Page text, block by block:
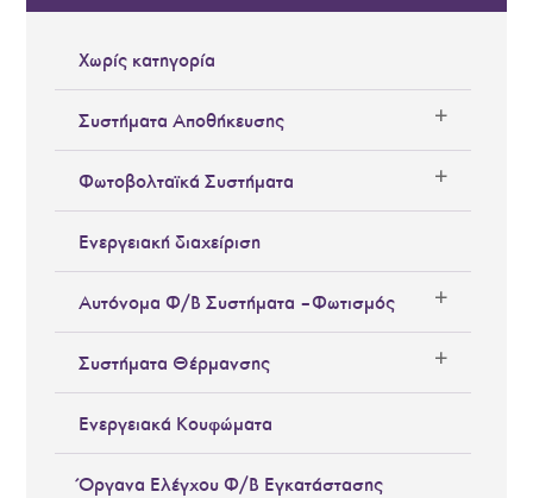
Χωρίς κατηγορία
Συστήματα Αποθήκευσης
Φωτοβολταϊκά Συστήματα
Ενεργειακή διαχείριση
Αυτόνομα Φ/Β Συστήματα – Φωτισμός
Συστήματα Θέρμανσης
Ενεργειακά Κουφώματα
Όργανα Ελέγχου Φ/Β Εγκατάστασης